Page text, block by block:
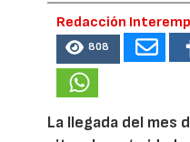
Redacción
808
La llegada del mes